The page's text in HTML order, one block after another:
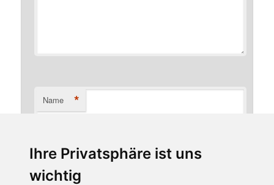
Ihre Privatsphäre ist uns
wichtig
Name *
E-Mail-Adresse *